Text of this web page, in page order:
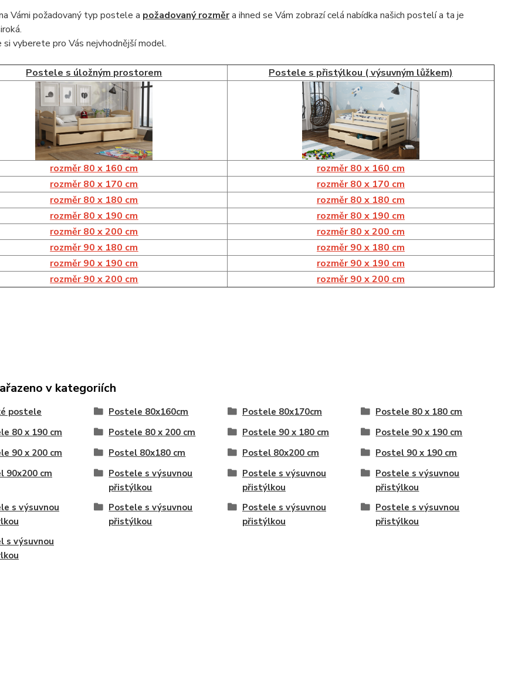
Vámi požadovaný typ postele a požadovaný rozměra ihned se Vám zobrazí celá nabídka našich postelí a ta je
.
si vyberete pro Vás nejvhodnější model.
Postele s úložným prostorem Postele s přistýlkou ( výsuvným lůžkem)
rozměr 80 x 160 cm
rozměr 80 x 160 cm
rozměr 80 x 170 cm
rozměr 80 x 170 cm
rozměr 80 x 180 cm
rozměr 80 x 180 cm
rozměr 80 x 190 cm
rozměr 80 x 190 cm
rozměr 80 x 200 cm
rozměr 80 x 200 cm
rozměr 90 x 180 cm
rozměr 90 x 180 cm
rozměr 90 x 190 cm
rozměr 90 x 190 cm
rozměr 90 x 200 cm
rozměr 90 x 200 cm
v kategoriích
postele Postele 80x160cm Postele 80x170cm
Postele 80 x 180 cm
80 x 190 cm
Postele 80 x 200 cm Postele 90 x 180 cm
Postele 90 x 190 cm
90 x 200 cm
Postel 80x180 cm Postel 80x200 cm
Postel 90 x 190 cm
90x200 cm
Postele s výsuvnou
přistýlkou
Postele s výsuvnou
přistýlkou
Postele s výsuvnou
přistýlkou
s výsuvnou
Postele s výsuvnou
přistýlkou
Postele s výsuvnou
přistýlkou
Postele s výsuvnou
přistýlkou
s výsuvnou